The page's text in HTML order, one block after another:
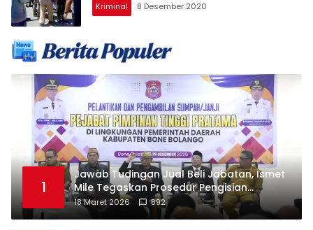
Kriminal 8 Desember 2020
1
Jawab Tudingan Jual Beli Jabatan, Ismet
Mile Tegaskan Prosedur Pengisian
Jabatan
18 Maret 2026 892